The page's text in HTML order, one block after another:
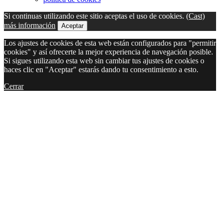
Si continuas utilizando este sitio aceptas el uso de cookies. (Cast)
más información
Aceptar
Los ajustes de cookies de esta web están configurados para "permitir
cookies" y así ofrecerte la mejor experiencia de navegación posible.
Si sigues utilizando esta web sin cambiar tus ajustes de cookies o
haces clic en "Aceptar" estarás dando tu consentimiento a esto.
Cerrar